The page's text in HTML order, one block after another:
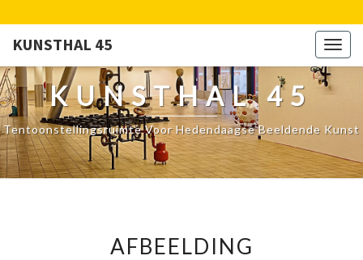
KUNSTHAL 45
KUNSTHAL 45
Tentoonstellingsruimte Voor Hedendaagse Beeldende Kunst
AFBEELDING